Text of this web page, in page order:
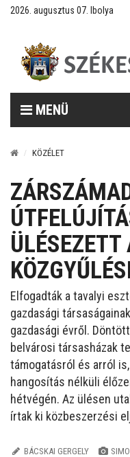
2026. augusztus 07. Ibolya
MENÜ
KÖZÉLET
ÜLÉSEZETT
Elfogadták a tavalyi
gazdasági
gazdasági évről.
belvárosi társasházak
támogatásról és arról
hangosítás nélküli
hétvégén. Az ülésen
írtak ki közbeszerzési
BÁCSKAI GERGELY